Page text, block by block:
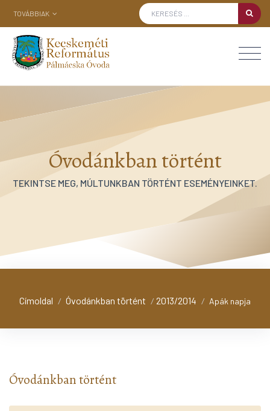
TOVÁBBIAK
Óvodánkban történt
TEKINTSE MEG, MÚLTUNKBAN TÖRTÉNT ESEMÉNYEINKET.
Címoldal / Óvodánkban történt / 2013/2014 / Apák napja
Óvodánkban történt